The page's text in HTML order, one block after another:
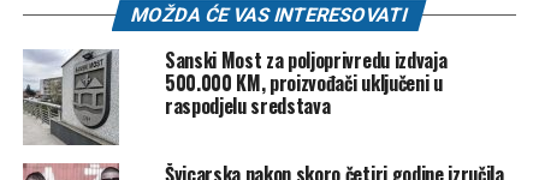
Napore MUP-a USK-a prepoznao je i federalni ministar
policije Ramo Isak, koji je došao u Sanski Most da podrži
ovo obilježavanje Dana policije. Njegov dolazak
helikopterom, kruženje iznad Trga ljiljana, gdje se odvijala
vježba, te ulazak na mjesto događanja uz pratnju i rotacije,
izazvali su glasno oduševljenje građana Sanskog Mosta.
MOŽDA ĆE VAS INTERESOVATI
Sanski Most za poljoprivredu izdvaja
500.000 KM, proizvođači uključeni u
raspodjelu sredstava
Švicarska nakon skoro četiri godine izručila